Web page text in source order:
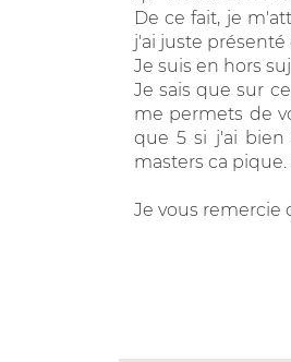
De ce fait, je
j'ai juste
Je suis en hors
Je sais que sur
me permets de
que 5 si j'ai
masters ca
Je vous remercie